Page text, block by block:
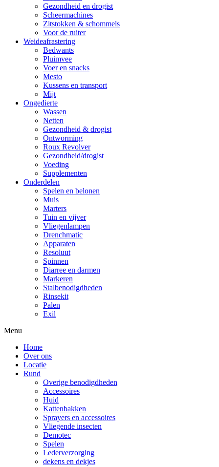
Gezondheid en drogist
Scheermachines
Zitstokken & schommels
Voor de ruiter
Weideafrastering
Bedwants
Pluimvee
Voer en snacks
Mesto
Kussens en transport
Mijt
Ongedierte
Wassen
Netten
Gezondheid & drogist
Ontworming
Roux Revolver
Gezondheid/drogist
Voeding
Supplementen
Onderdelen
Spelen en belonen
Muis
Marters
Tuin en vijver
Vliegenlampen
Drenchmatic
Apparaten
Resoluut
Spinnen
Diarree en darmen
Markeren
Stalbenodigdheden
Rinsekit
Palen
Exil
Menu
Home
Over ons
Locatie
Rund
Overige benodigdheden
Accessoires
Huid
Kattenbakken
Sprayers en accessoires
Vliegende insecten
Demotec
Spelen
Lederverzorging
dekens en dekjes